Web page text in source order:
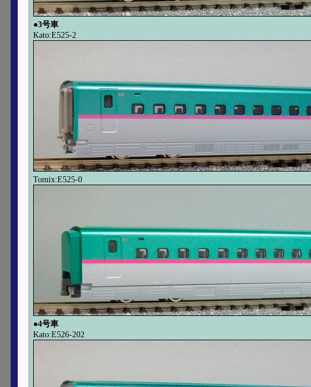
●3号車
Kato:E525-2
Tomix:E525-0
●4号車
Kato:E526-202